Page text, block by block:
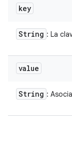
key
String : La
value
String :